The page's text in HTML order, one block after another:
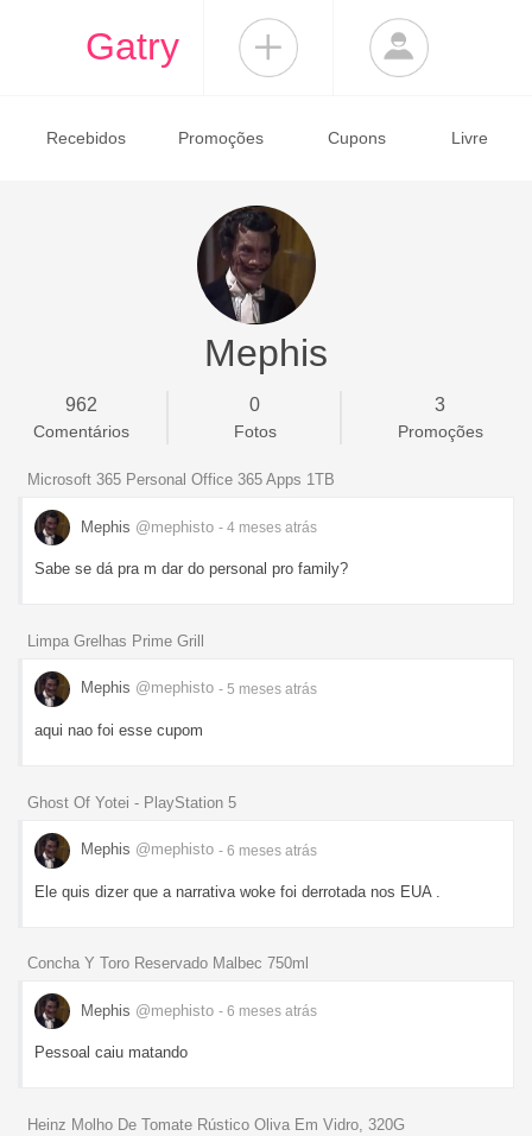
Gatry
Recebidos Promoções Cupons Livre
Mephis
962
Comentários
0
Fotos
3
Promoções
Microsoft 365 Personal Office 365 Apps 1TB
Mephis @mephisto - 4 meses atrás
Sabe se dá pra m dar do personal pro family?
Limpa Grelhas Prime Grill
Mephis @mephisto - 5 meses atrás
aqui nao foi esse cupom
Ghost Of Yotei - PlayStation 5
Mephis @mephisto - 6 meses atrás
Ele quis dizer que a narrativa woke foi derrotada nos EUA .
Concha Y Toro Reservado Malbec 750ml
Mephis @mephisto - 6 meses atrás
Pessoal caiu matando
Heinz Molho De Tomate Rústico Oliva Em Vidro, 320G